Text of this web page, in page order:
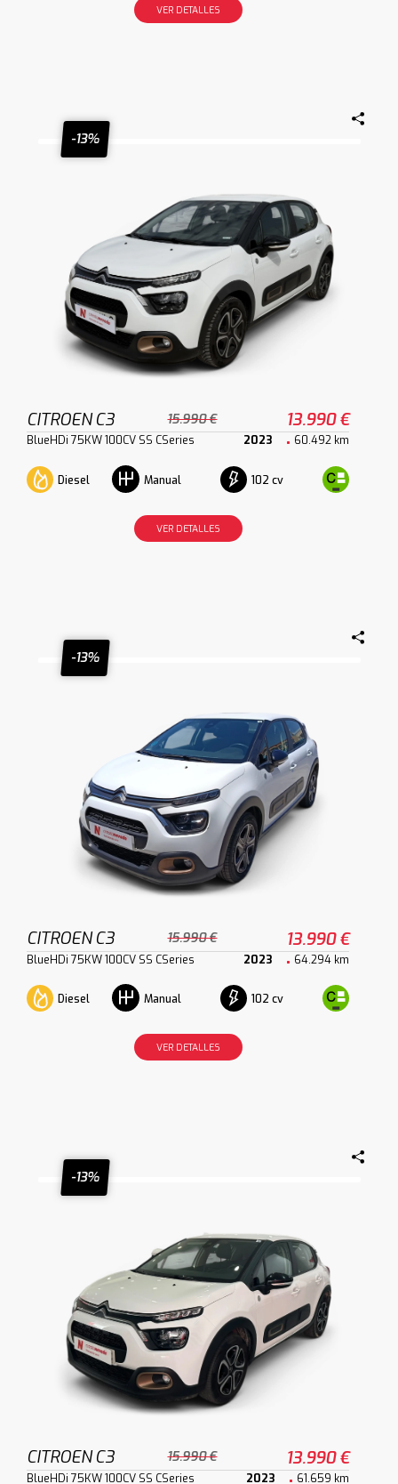
VER DETALLES
-13%
CITROEN C3 15.990 € 13.990 €
BlueHDi 75KW 100CV SS CSeries 2023 60.492 km
Diesel Manual 102 cv
VER DETALLES
-13%
CITROEN C3 15.990 € 13.990 €
BlueHDi 75KW 100CV SS CSeries 2023 64.294 km
Diesel Manual 102 cv
VER DETALLES
-13%
CITROEN C3 15.990 € 13.990 €
BlueHDi 75KW 100CV SS CSeries 2023 61.659 km